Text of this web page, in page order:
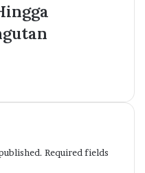
Required fields